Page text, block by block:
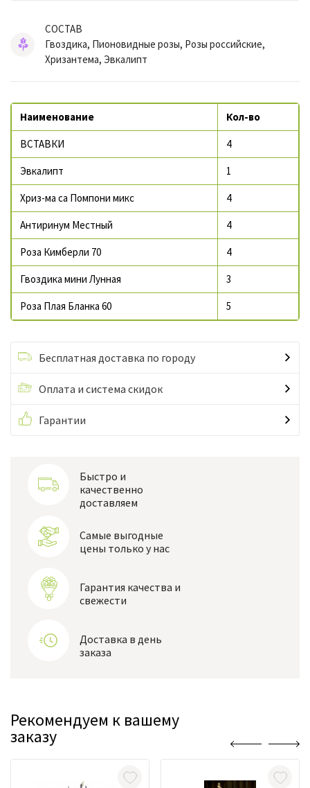
СОСТАВ
Гвоздика, Пионовидные розы, Розы российские,
Хризантема, Эвкалипт
Наименование Кол-во
ВСТАВКИ 4
Эвкалипт 1
Хриз-ма са Помпони микс 4
Антиринум Местный 4
Роза Кимберли 70 4
Гвоздика мини Лунная 3
Роза Плая Бланка 60 5
Бесплатная доставка по городу
Оплата и система скидок
Гарантии
Быстро и
качественно
доставляем
Самые выгодные
цены только у нас
Гарантия качества и
свежести
Доставка в день
заказа
Рекомендуем к вашему
заказу